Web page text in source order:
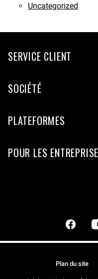
Uncategorized
SERVICE CLIENT
SOCIÉTÉ
PLATEFORMES
POUR LES
Plan du site